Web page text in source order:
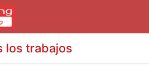
los trabajos